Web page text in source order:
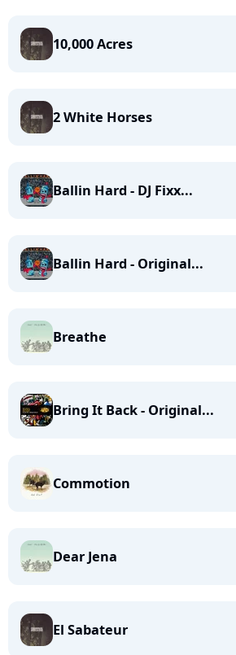
10,000 Acres
2 White Horses
Ballin Hard - DJ Fixx...
Ballin Hard - Original...
Breathe
Bring It Back - Original...
Commotion
Dear Jena
El Sabateur